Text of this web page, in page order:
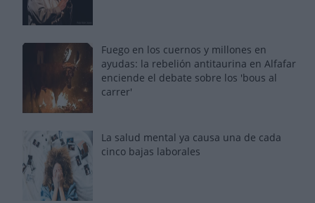
Fuego en los cuernos y millones en
ayudas: la rebelión antitaurina en Alfafar
enciende el debate sobre los 'bous al
carrer'
La salud mental ya causa una de cada
cinco bajas laborales